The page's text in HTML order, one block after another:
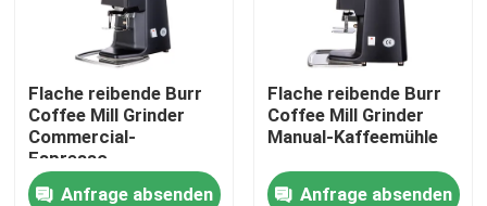
Fabrik-Ausflug
Qualitätskontrolle
Flache reibende Burr
Coffee Mill Grinder
Commercial-
Espresso-
Kaffeemühle
Anfrage absenden
Flache reibende Burr
Coffee Mill Grinder
Manual-Kaffeemühle
Anfrage absenden